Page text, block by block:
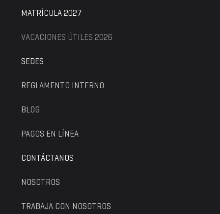
MATRÍCULA 2027
VACACIONES ÚTILES 2026
SEDES
REGLAMENTO INTERNO
BLOG
PAGOS EN LÍNEA
CONTÁCTANOS
NOSOTROS
TRABAJA CON NOSOTROS